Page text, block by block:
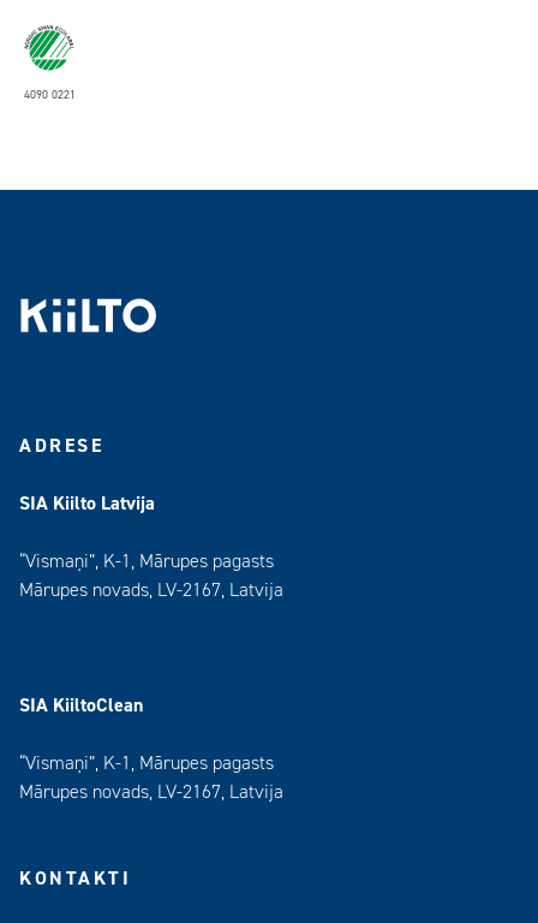
4090 0221
ADRESE
SIA Kiilto Latvija
“Vismaņi”, K-1, Mārupes pagasts
Mārupes novads, LV-2167, Latvija
SIA KiiltoClean
“Vismaņi”, K-1, Mārupes pagasts
Mārupes novads, LV-2167, Latvija
KONTAKTI